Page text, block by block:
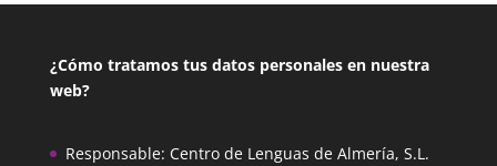
¿Cómo tratamos tus datos personales en nuestra
web?
Responsable: Centro de Lenguas de Almería, S.L.